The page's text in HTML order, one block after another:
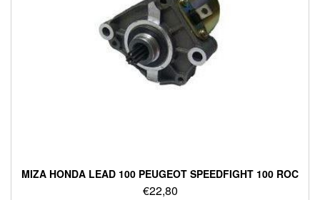
ΜΙΖΑ HONDA LEAD 100 PEUGEOT SPEEDFIGHT 100 ROC
€22,80